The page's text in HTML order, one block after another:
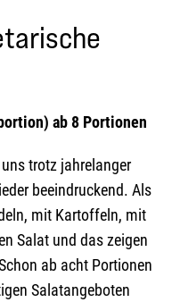
ab 8 Portionen
trotz jahrelanger
beeindruckend. Als
mit Kartoffeln, mit
Salat und das zeigen
ab acht Portionen
Salatangeboten